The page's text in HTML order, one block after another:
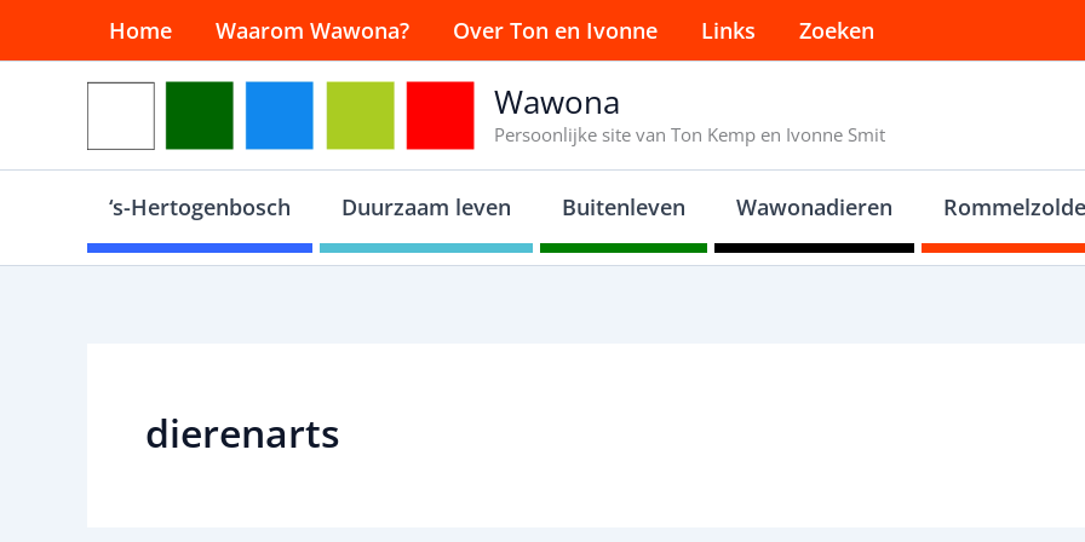
Home Waarom Wawona? Over Ton en Ivonne Links Zoeken
Wawona
Persoonlijke site van Ton Kemp en Ivonne Smit
‘s-Hertogenbosch Duurzaam leven Buitenleven Wawonadieren
dierenarts